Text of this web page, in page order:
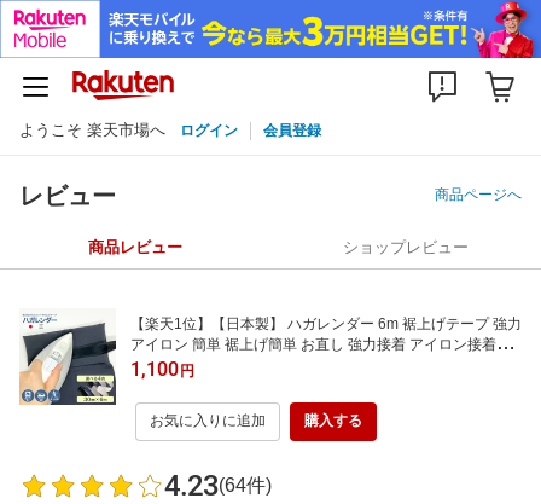
ようこそ 楽天市場へ ログイン 会員登録
レビュー 商品ページへ
商品レビュー ショップレビュー
【楽天1位】【日本製】 ハガレンダー 6m 裾上げテープ 強力
アイロン 簡単 裾上げ簡単 お直し 強力接着 アイロン接着テ
ープ すそ上げテープ 剥がれない ロング 糸 針 寸法直し ズボ
ン 作業服 制服 スラックス チノパン ジーンズ スカート 子供
服 カーテン 補修 裾直し
1,100円
お気に入りに追加 購入する
4.23(64件)